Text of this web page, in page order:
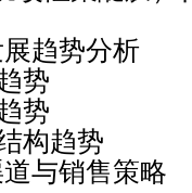
趋势分析
势
势
趋势
与销售策略